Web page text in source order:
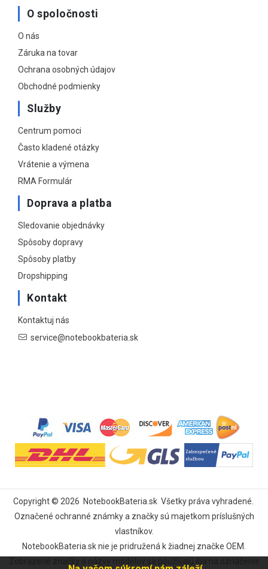
O spoločnosti
O nás
Záruka na tovar
Ochrana osobných údajov
Obchodné podmienky
Služby
Centrum pomoci
Často kladené otázky
Vrátenie a výmena
RMA Formulár
Doprava a platba
Sledovanie objednávky
Spôsoby dopravy
Spôsoby platby
Dropshipping
Kontakt
Kontaktuj nás
service@notebookbateria.sk
Copyright © 2026 NotebookBateria.skVšetky práva vyhradené.
Označené ochranné známky a značky sú majetkom príslušných
vlastníkov.
NotebookBateria.sk nie je pridružená k žiadnej značke OEM.